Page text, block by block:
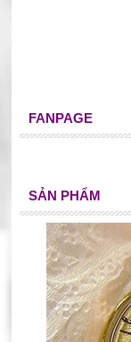
FANPAGE
SẢN PHẨM